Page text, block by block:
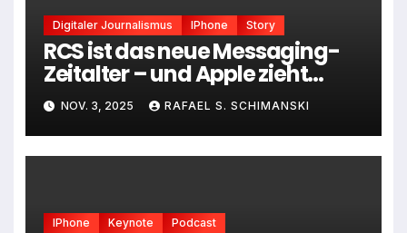
Digitaler Journalismus IPhone Story
RCS ist das neue Messaging-
Zeitalter – und Apple zieht
endlich nach
NOV. 3, 2025 RAFAEL S. SCHIMANSKI
IPhone Keynote Podcast